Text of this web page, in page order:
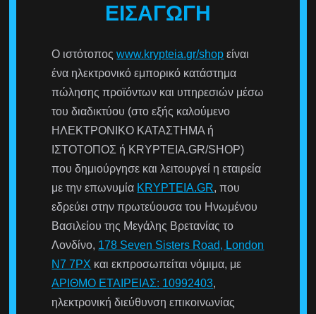
ΕΙΣΑΓΩΓΉ
O ιστότοποςwww.krypteia.gr/shop είναι
ένα ηλεκτρονικό εμπορικό κατάστημα
πώλησης προϊόντων και υπηρεσιών μέσω
του διαδικτύου (στο εξής καλούμενο
ΗΛΕΚΤΡΟΝΙΚΟ ΚΑΤΑΣΤΗΜΑ ή
ΙΣΤΟΤΟΠΟΣ ή KRYPTEIA.GR/SHOP)
που δημιούργησε και λειτουργεί η εταιρεία
με την επωνυμία KRYPTEIA.GR, που
εδρεύει στην πρωτεύουσα του Ηνωμένου
Βασιλείου της Μεγάλης Βρετανίας το
Λονδίνο, 178 Seven Sisters Road, London
N7 7PX και εκπροσωπείται νόμιμα, με
ΑΡΙΘΜΟ ΕΤΑΙΡΕΙΑΣ: 10992403,
ηλεκτρονική διεύθυνση επικοινωνίας